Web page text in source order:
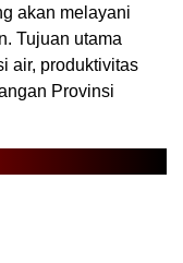
akan melayani
Tujuan utama
air, produktivitas
Provinsi